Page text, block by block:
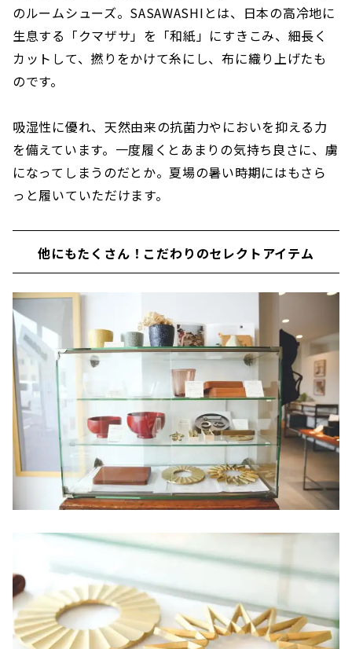
のルームシューズ。SASAWASHIとは、日本の高冷地に
生息する「クマザサ」を「和紙」にすきこみ、細長く
カットして、撚りをかけて糸にし、布に織り上げたも
のです。
吸湿性に優れ、天然由来の抗菌力やにおいを抑える力
を備えています。一度履くとあまりの気持ち良さに、虜
になってしまうのだとか。夏場の暑い時期にはもさら
っと履いていただけます。
他にもたくさん！こだわりのセレクトアイテム